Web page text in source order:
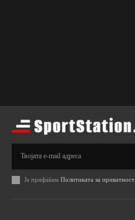
Ја прифаќам Политиката за приватност.